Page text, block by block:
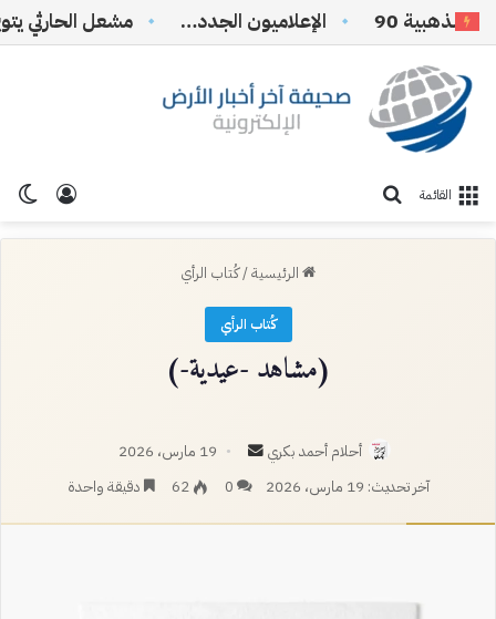
90 الإعلاميون الجدد…
تسجيل القائمة
الرئيسية/كُتاب الرأي
كُتاب الرأي
(مشاهد -عيدية-)
أحلام أحمد بكري
أرسل
بريدا
19 مارس، 2026
آخر تحديث: 19 مارس، 2026
0
62 دقيقة واحدة